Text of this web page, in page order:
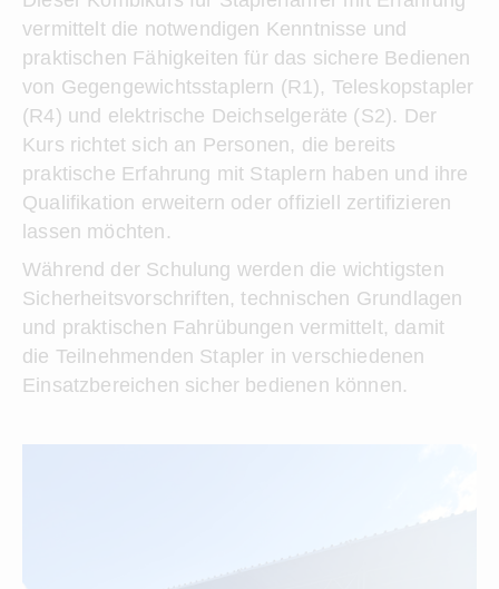
vermittelt die notwendigen Kenntnisse und
praktischen Fähigkeiten für das sichere Bedienen
von Gegengewichtsstaplern (R1), Teleskopstapler
(R4) und elektrische Deichselgeräte (S2). Der
Kurs richtet sich an Personen, die bereits
praktische Erfahrung mit Staplern haben und ihre
Qualifikation erweitern oder offiziell zertifizieren
lassen möchten.
Während der Schulung werden die wichtigsten
Sicherheitsvorschriften, technischen Grundlagen
und praktischen Fahrübungen vermittelt, damit
die Teilnehmenden Stapler in verschiedenen
Einsatzbereichen sicher bedienen können.